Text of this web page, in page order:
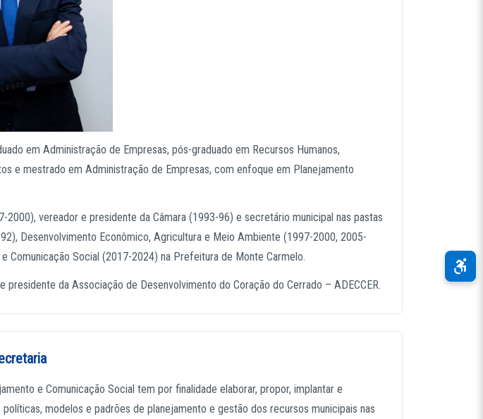
em Administração de Empresas, pós-graduado em Recursos Humanos,
e mestrado em Administração de Empresas, com enfoque em Planejamento
2000), vereador e presidente da Câmara (1993-96) e secretário municipal nas pastas
Desenvolvimento Econômico, Agricultura e Meio Ambiente (1997-2000, 2005-
Comunicação Social (2017-2024) na Prefeitura de Monte Carmelo.
presidente da Associação de Desenvolvimento do Coração do Cerrado – ADECCER.
e Comunicação Social tem por finalidade elaborar, propor, implantar e
modelos e padrões de planejamento e gestão dos recursos municipais nas